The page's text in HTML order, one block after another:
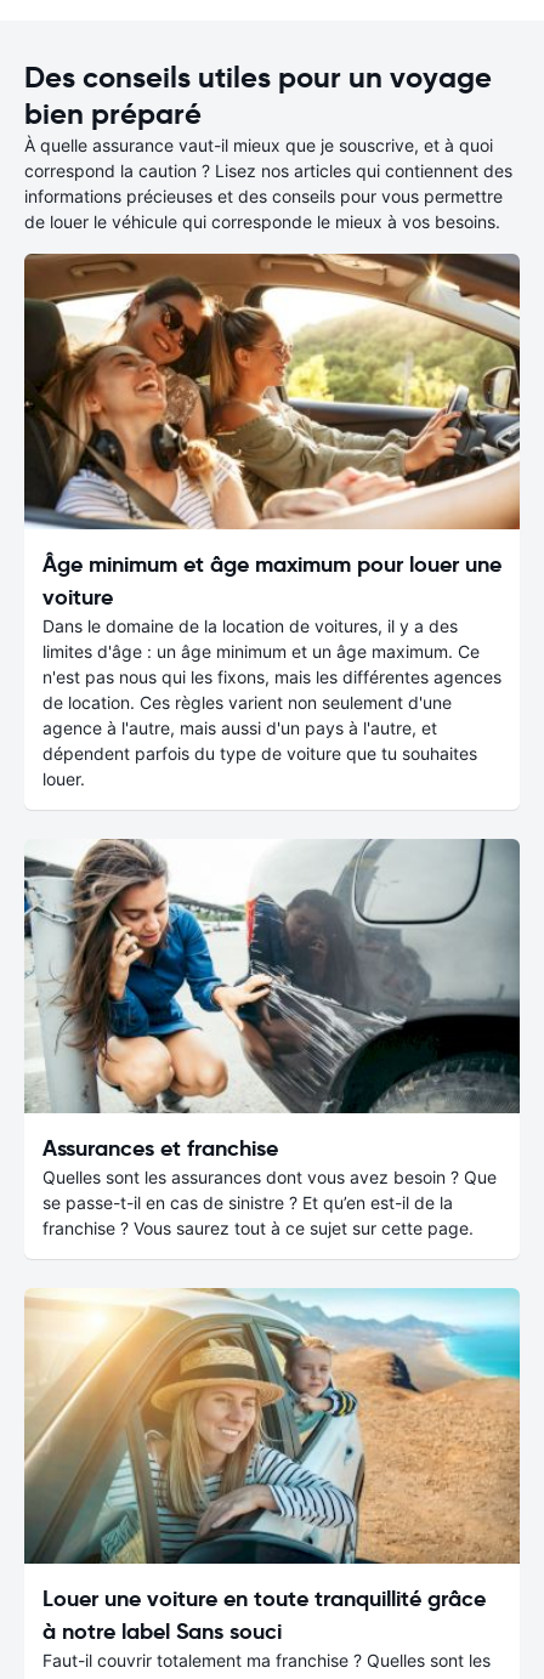
Des conseils utiles pour un voyage
bien préparé
À quelle assurance vaut-il mieux que je souscrive, et à quoi
correspond la caution ? Lisez nos articles qui contiennent des
informations précieuses et des conseils pour vous permettre
de louer le véhicule qui corresponde le mieux à vos besoins.
Âge minimum et âge maximum pour louer une
voiture
Dans le domaine de la location de voitures, il y a des
limites d'âge : un âge minimum et un âge maximum. Ce
n'est pas nous qui les fixons, mais les différentes agences
de location. Ces règles varient non seulement d'une
agence à l'autre, mais aussi d'un pays à l'autre, et
dépendent parfois du type de voiture que tu souhaites
louer.
Assurances et franchise
Quelles sont les assurances dont vous avez besoin ? Que
se passe-t-il en cas de sinistre ? Et qu’en est-il de la
franchise ? Vous saurez tout à ce sujet sur cette page.
Louer une voiture en toute tranquillité grâce
à notre label Sans souci
Faut-il couvrir totalement ma franchise ? Quelles sont les